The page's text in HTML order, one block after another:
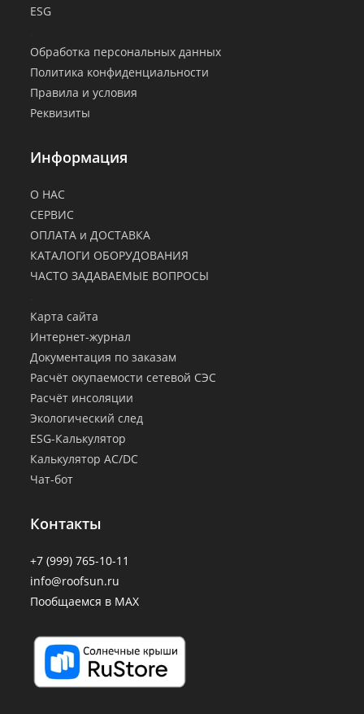
ESG
Обработка персональных данных
Политика конфиденциальности
Правила и условия
Реквизиты
Информация
О НАС
СЕРВИС
ОПЛАТА и ДОСТАВКА
КАТАЛОГИ ОБОРУДОВАНИЯ
ЧАСТО ЗАДАВАЕМЫЕ ВОПРОСЫ
Карта сайта
Интернет-журнал
Документация по заказам
Расчёт окупаемости сетевой СЭС
Расчёт инсоляции
Экологический след
ESG-Калькулятор
Калькулятор AC/DC
Чат-бот
Контакты
+7 (999) 765-10-11
info@roofsun.ru
Пообщаемся в MAX